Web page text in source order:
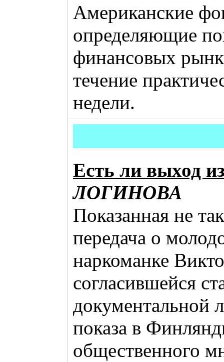
Американские
определяющие
финансовых
течение
недели.
Есть ли выход
ЛОГИНОВА
Показанная не
передача о
наркоманке
согласившейся
документальной
показа в
общественного